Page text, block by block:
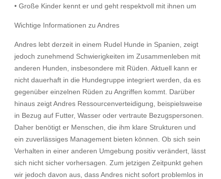
• Große Kinder kennt er und geht respektvoll mit ihnen um
Wichtige Informationen zu Andres
Andres lebt derzeit in einem Rudel Hunde in Spanien, zeigt
jedoch zunehmend Schwierigkeiten im Zusammenleben mit
anderen Hunden, insbesondere mit Rüden. Aktuell kann er
nicht dauerhaft in die Hundegruppe integriert werden, da es
gegenüber einzelnen Rüden zu Angriffen kommt. Darüber
hinaus zeigt Andres Ressourcenverteidigung, beispielsweise
in Bezug auf Futter, Wasser oder vertraute Bezugspersonen.
Daher benötigt er Menschen, die ihm klare Strukturen und
ein zuverlässiges Management bieten können. Ob sich sein
Verhalten in einer anderen Umgebung positiv verändert, lässt
sich nicht sicher vorhersagen. Zum jetzigen Zeitpunkt gehen
wir jedoch davon aus, dass Andres nicht sofort problemlos in